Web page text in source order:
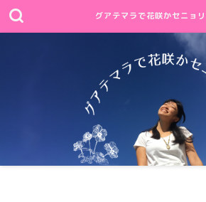
グアテマラで花咲かセニョ